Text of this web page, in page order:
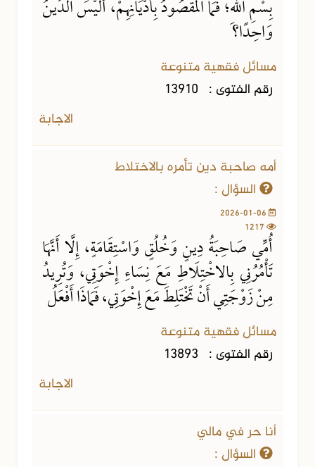
بِسْمِ اللهِ؛ فَمَا المَقْصُودُ بِأَدْيَانِهِمْ، أَلَيْسَ الدِّينُ
وَاحِدًا؟
مسائل فقهية متنوعة
رقم الفتوى : 13910
الاجابة
أمه صاحبة دين تأمره بالاختلاط
السؤال :
أُمِّي صَاحِبَةُ دِينٍ وَخُلُقٍ وَاسْتِقَامَةٍ، إِلَّا أَنَّهَا
تَأْمُرُنِي بِالاخْتِلَاطِ مَعَ نِسَاءِ إِخْوَتِي، وَتُرِيدُ
مِنْ زَوْجَتِي أَنْ تَخْتَلِطَ مَعَ إِخْوَتِي، فَمَاذَا أَفْعَلُ
مسائل فقهية متنوعة
رقم الفتوى : 13893
الاجابة
أنا حر في مالي
السؤال :